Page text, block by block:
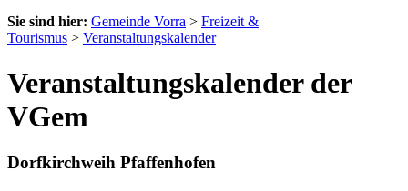
Sie sind hier: Gemeinde Vorra > Freizeit &
Tourismus > Veranstaltungskalender
Veranstaltungskalender der
VGem
Dorfkirchweih Pfaffenhofen